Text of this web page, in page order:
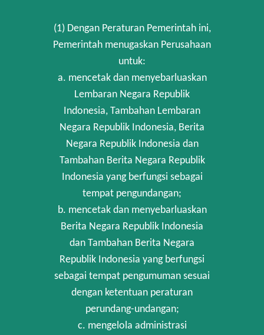
(1) Dengan Peraturan Pemerintah ini,
Pemerintah menugaskan Perusahaan
untuk:
a. mencetak dan menyebarluaskan
Lembaran Negara Republik
Indonesia, Tambahan Lembaran
Negara Republik Indonesia, Berita
Negara Republik Indonesia dan
Tambahan Berita Negara Republik
Indonesia yang berfungsi sebagai
tempat pengundangan;
b. mencetak dan menyebarluaskan
Berita Negara Republik Indonesia
dan Tambahan Berita Negara
Republik Indonesia yang berfungsi
sebagai tempat pengumuman sesuai
dengan ketentuan peraturan
perundang-undangan;
c. mengelola administrasi